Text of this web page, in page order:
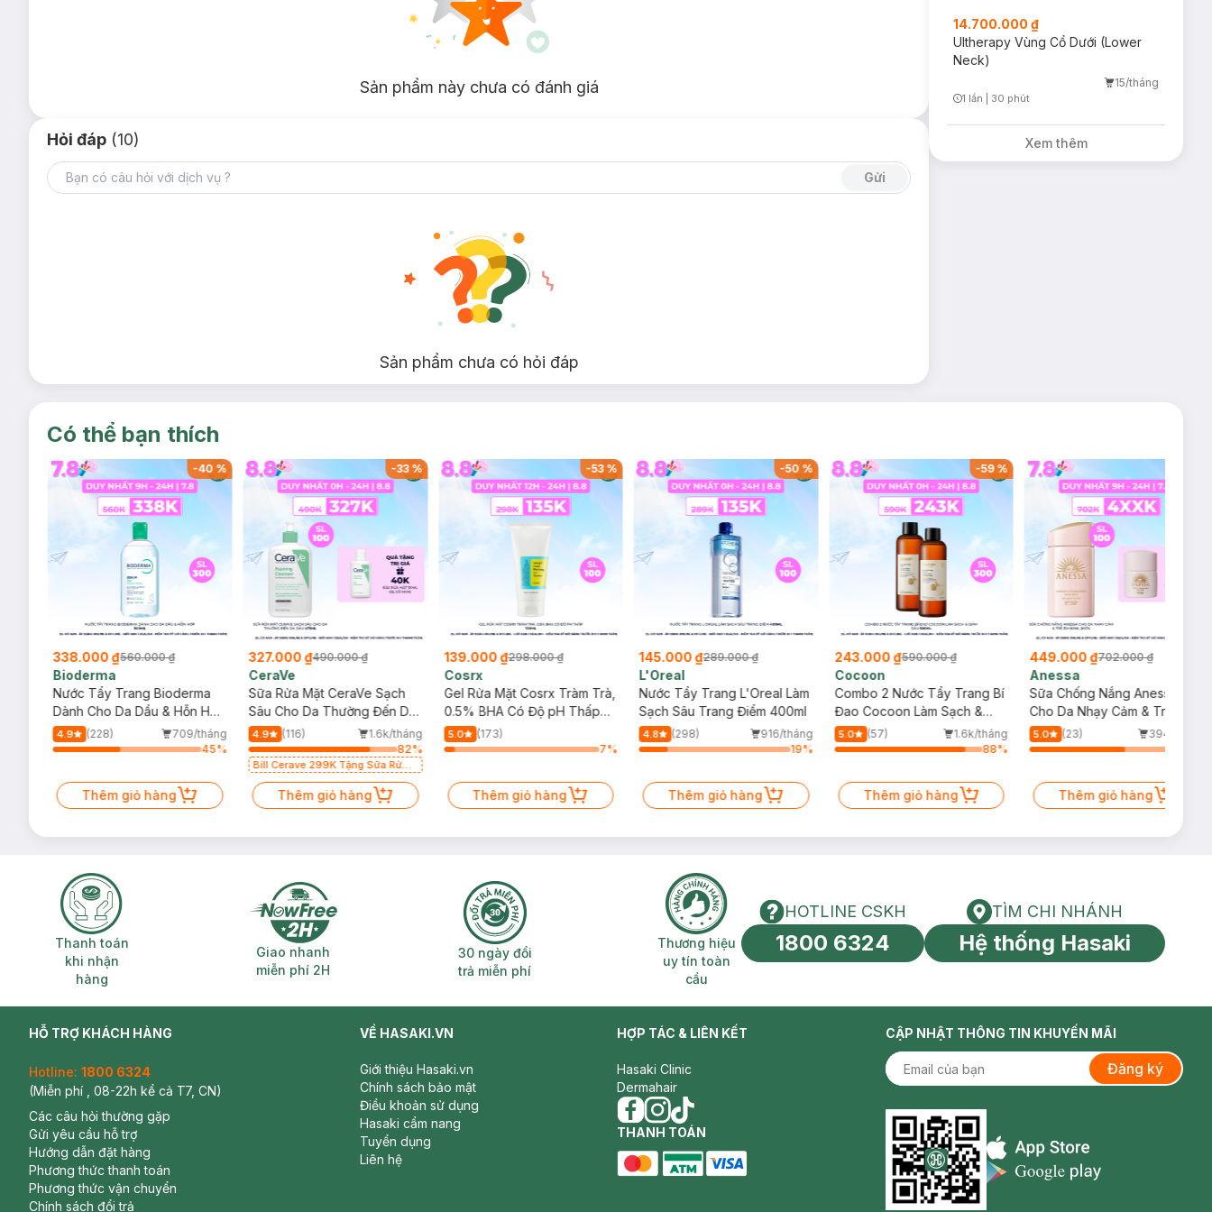
4/ Lý do Ultherapy tại Hasaki Clinic lại được khách hàng lựa chọn?
Hội đồng bác sĩ Hasaki Clinic có chuyên môn cao, giàu kinh nghiệm trực tiếp thăm khám và thực hiện.
Hasaki Clinic sở hữu công nghệ Ultherapy chính hãng, được FDA Hoa Kỳ chứng nhận là liệu pháp không xâm lấn ĐẦU TIÊN & DUY NHẤT đạt độ
an toàn, hiệu quả.
Phác đồ điều trị chuyên biệt phù hợp từng nhu cầu và tình trạng da của khách hàng.
Sản phẩm này chưa có đánh giá
Hỏi đáp (10)
Gửi
Sản phẩm chưa có hỏi đáp
14.700.000 ₫
Ultherapy Vùng Cổ Dưới (Lower
Neck)
15/tháng
1 lần 30 phút
Xem thêm
Có thể bạn thích
-40 %
338.000 ₫560.000 ₫
Bioderma
Nước Tẩy Trang Bioderma
Dành Cho Da Dầu & Hỗn Hợp
500ml
4.9 (228)
709/tháng
45%
Thêm giỏ hàng
-33%
327.000 ₫490.000 ₫
CeraVe
Sữa Rửa Mặt CeraVe Sạch
Sâu Cho Da Thường Đến Da
Dầu 473ml
4.9 (116)
1.6k/tháng
82%
Bill Cerave 299K Tặng Sữa Rửa
Mặt Cerave 30ml (SL có hạn)
Thêm giỏ hàng
-53%
139.000 ₫298.000 ₫
Cosrx
Gel Rửa Mặt Cosrx Tràm Trà,
0.5% BHA Có Độ pH Thấp
150ml
5.0
(173)
7%
Thêm giỏ hàng
-50 %
145.000 ₫289.000 ₫
L'Oreal
Nước Tẩy Trang L'Oreal Làm
Sạch Sâu Trang Điểm 400ml
4.8 (298)
916/tháng
19%
Thêm giỏ hàng
-59%
243.000 ₫590.000 ₫
Cocoon
Combo 2 Nước Tẩy Trang Bí
Đao Cocoon Làm Sạch &
Giảm Dầu 500ml
5.0 (57)
1.6k/tháng
88%
Thêm giỏ hàng
449.000 ₫702.000 ₫
Anessa
Sữa Chống Nắng Anessa
Cho Da Nhạy Cảm & Trẻ Em
60ml (Mới)
5.0 (23)
394/tháng
Thêm giỏ hàng
Thanh toán khi nhận hàng
Thanh toán
khi nhận
hàng
Giao nhanh miễn phí 2H
Giao nhanh
miễn phí 2H
30 ngày đổi trả miễn phí
30 ngày đổi
trả miễn phí
Thương hiệu uy tín toàn cầu
Thương hiệu
uy tín toàn
cầu
HOTLINE CSKH
HOTLINE CSKH
1800 6324
Tìm chi nhánh
TÌM CHI NHÁNH
Hệ thống Hasaki
HỖ TRỢ KHÁCH HÀNG
Hotline: 1800 6324
(Miễn phí , 08-22h kể cả T7, CN)
Các câu hỏi thường gặp
Gửi yêu cầu hỗ trợ
Hướng dẫn đặt hàng
Phương thức thanh toán
Phương thức vận chuyển
Chính sách đổi trả
VỀ HASAKI.VN
Giới thiệu Hasaki.vn
Chính sách bảo mật
Điều khoản sử dụng
Hasaki cẩm nang
Tuyển dụng
Liên hệ
HỢP TÁC & LIÊN KẾT
Hasaki Clinic
Dermahair
facebook
instagram
tiktok
THANH TOÁN
CẬP NHẬT THÔNG TIN KHUYẾN MÃI
Đăng ký
Appstore icon